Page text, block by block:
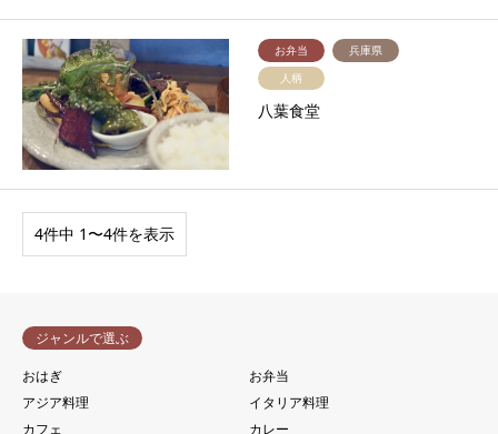
お弁当
兵庫県
人柄
八葉食堂
4件中 1〜4件を表示
ジャンルで選ぶ
おはぎ
お弁当
アジア料理
イタリア料理
カフェ
カレー